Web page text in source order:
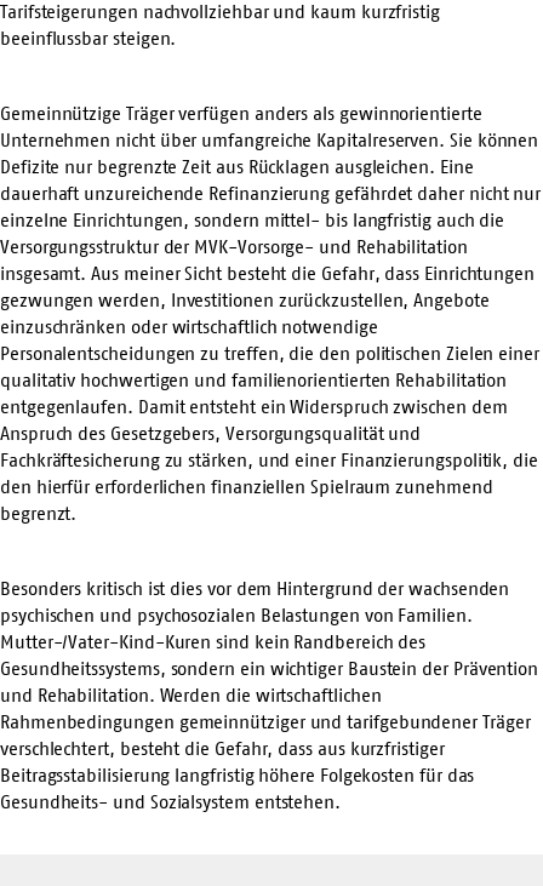
Tarifsteigerungen nachvollziehbar und kaum kurzfristig
beeinflussbar steigen.
Gemeinnützige Träger verfügen anders als gewinnorientierte
Unternehmen nicht über umfangreiche Kapitalreserven. Sie können
Defizite nur begrenzte Zeit aus Rücklagen ausgleichen. Eine
dauerhaft unzureichende Refinanzierung gefährdet daher nicht nur
einzelne Einrichtungen, sondern mittel- bis langfristig auch die
Versorgungsstruktur der MVK-Vorsorge- und Rehabilitation
insgesamt. Aus meiner Sicht besteht die Gefahr, dass Einrichtungen
gezwungen werden, Investitionen zurückzustellen, Angebote
einzuschränken oder wirtschaftlich notwendige
Personalentscheidungen zu treffen, die den politischen Zielen einer
qualitativ hochwertigen und familienorientierten Rehabilitation
entgegenlaufen. Damit entsteht ein Widerspruch zwischen dem
Anspruch des Gesetzgebers, Versorgungsqualität und
Fachkräftesicherung zu stärken, und einer Finanzierungspolitik, die
den hierfür erforderlichen finanziellen Spielraum zunehmend
begrenzt.
Besonders kritisch ist dies vor dem Hintergrund der wachsenden
psychischen und psychosozialen Belastungen von Familien.
Mutter-/Vater-Kind-Kuren sind kein Randbereich des
Gesundheitssystems, sondern ein wichtiger Baustein der Prävention
und Rehabilitation. Werden die wirtschaftlichen
Rahmenbedingungen gemeinnütziger und tarifgebundener Träger
verschlechtert, besteht die Gefahr, dass aus kurzfristiger
Beitragsstabilisierung langfristig höhere Folgekosten für das
Gesundheits- und Sozialsystem entstehen.